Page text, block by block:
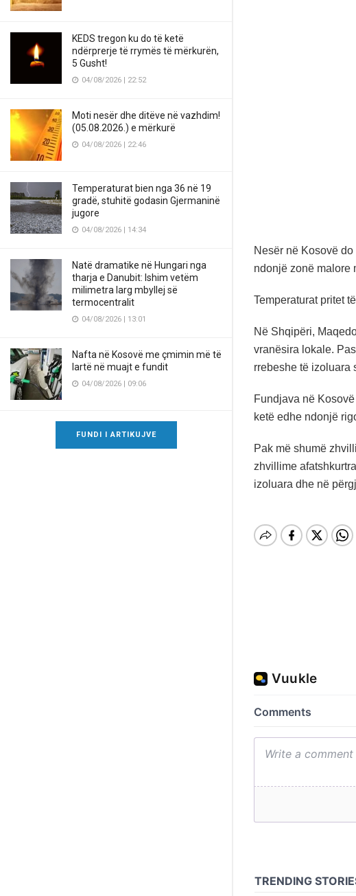
KEDS tregon ku do të ketë
ndërprerje të rrymës të mërkurën,
5 Gusht!
04/08/2026 | 22:52
Moti nesër dhe ditëve në vazhdim!
(05.08.2026.) e mërkurë
04/08/2026 | 22:46
Temperaturat bien nga 36 në 19
gradë, stuhitë godasin Gjermaninë
jugore
04/08/2026 | 14:34
Natë dramatike në Hungari nga
tharja e Danubit: Ishim vetëm
milimetra larg mbyllej së
termocentralit
04/08/2026 | 13:01
Nafta në Kosovë me çmimin më të
lartë në muajt e fundit
04/08/2026 | 09:06
FUNDI I ARTIKUJVE
Nesër në Kosovë
ndonjë zonë malore
Temperaturat pritet
Në Shqipëri,
vranësira lokale.
rrebeshe të izoluara
Fundjava në
ketë edhe ndonjë
Pak më shumë
zhvillime
izoluara dhe në